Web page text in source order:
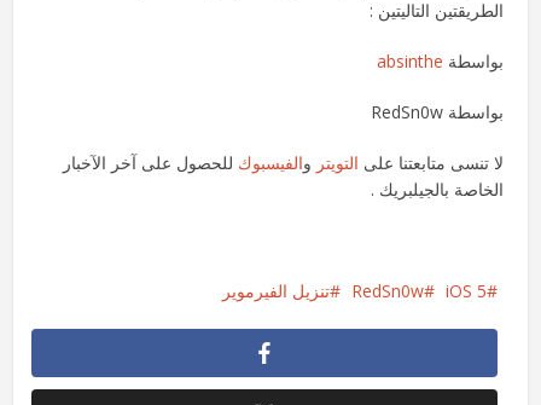
الطريقتين التاليتين :
بواسطة absinthe
بواسطة RedSn0w
لا تنسى متابعتنا على التويتر والفيسبوك للحصول على آخر الآخبار
الخاصة بالجيلبريك .
iOS 5
RedSn0w تنزيل الفيرموير